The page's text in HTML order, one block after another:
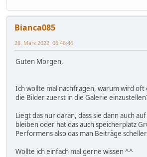
Bianca085
28. März 2022, 06:46:46
Guten Morgen,
Ich wollte mal nachfragen, warum wird
die Bilder zuerst in die Galerie
Liegt das nur daran, dass sie dann auch
bleiben oder hat das auch speicherplatz
Performens also das man Beiträge
Wollte ich einfach mal gerne wissen ^^